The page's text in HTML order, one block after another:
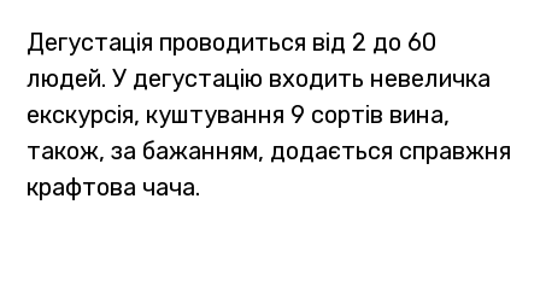
Дегустація проводиться від 2 до 60
людей. У дегустацію входить невеличка
екскурсія, куштування 9 сортів вина,
також, за бажанням, додається справжня
крафтова чача.